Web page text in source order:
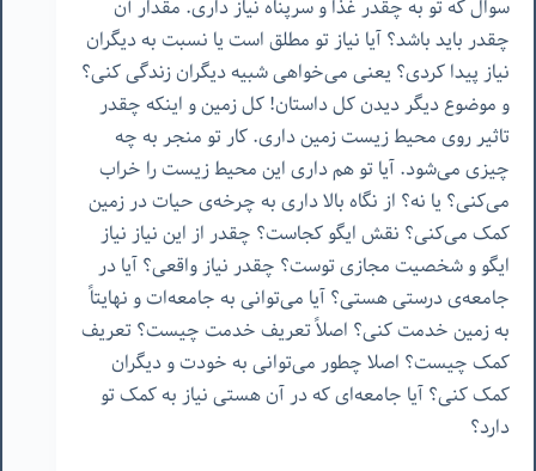
سوال که تو به چقدر غذا و سرپناه نیاز داری. مقدار آن
چقدر باید باشد؟ آیا نیاز تو مطلق است یا نسبت به دیگران
نیاز پیدا کردی؟ یعنی می‌خواهی شبیه دیگران زندگی کنی؟
و موضوع دیگر دیدن کل داستان! کل زمین و اینکه چقدر
تاثیر روی محیط زیست زمین داری. کار تو منجر به چه
چیزی می‌شود. آیا تو هم داری این محیط زیست را خراب
می‌کنی؟ یا نه؟ از نگاه بالا داری به چرخه‌‌ی حیات در زمین
کمک می‌کنی؟ نقش ایگو کجاست؟ چقدر از این نیاز نیاز
ایگو و شخصیت مجازی توست؟ چقدر نیاز واقعی؟ آیا در
جامعه‌ی درستی هستی؟ آیا می‌توانی به جامعه‌ات و نهایتاً
به زمین خدمت کنی؟ اصلاً تعریف خدمت چیست؟ تعریف
کمک چیست؟ اصلا چطور می‌توانی به خودت و دیگران
کمک کنی؟ آیا جامعه‌ای که در آن هستی نیاز به کمک تو
دارد؟